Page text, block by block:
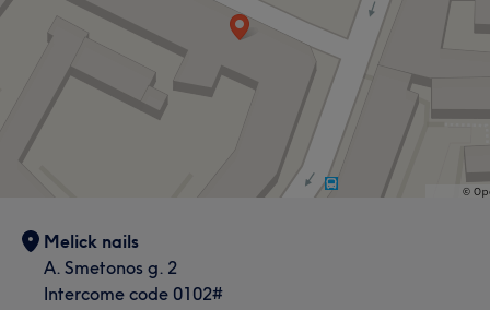
Melick nails
A. Smetonos g. 2
Intercome code 0102#